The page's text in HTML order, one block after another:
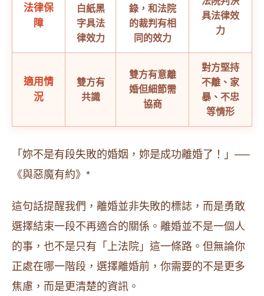
法律保
障
白紙黑
字具法
律效力
錄，和法院
的裁判有相
同的效力
具法律效
力
適用情
況
雙方有
共識
雙方有意離
婚但細節需
協商
對方堅持
不離、家
暴、不忠
等情形
「妳不是有段失敗的婚姻，妳是成功離婚了！」──
《與惡魔有約》*
這句話提醒我們，離婚並非失敗的標誌，而是勇敢
選擇結束一段不再適合的關係。離婚並不是一個人
的事，也不是只有「上法院」這一條路。但無論你
正處在哪一階段，選擇離婚前，你需要的不是更多
焦慮，而是更清楚的資訊。